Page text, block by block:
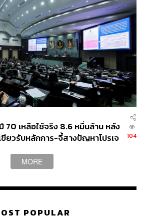
70 เหลือใช้จริง 8.6 หมื่นล้าน หลัง
ยวรับหลักการ-จี้สางปัญหาโปรเจ
104
MORE
POPULAR